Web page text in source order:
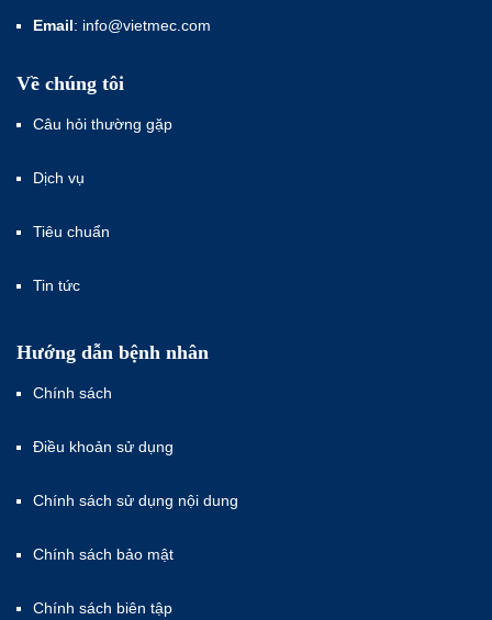
Email: info@vietmec.com
Về chúng tôi
Câu hỏi thường gặp
Dịch vụ
Tiêu chuẩn
Tin tức
Hướng dẫn bệnh nhân
Chính sách
Điều khoản sử dụng
Chính sách sử dụng nội dung
Chính sách bảo mật
Chính sách biên tập